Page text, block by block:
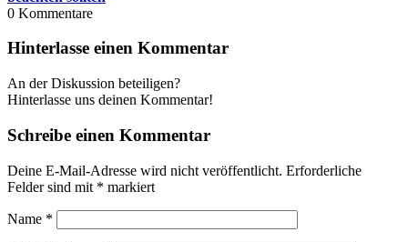
0 Kommentare
Hinterlasse einen Kommentar
An der Diskussion beteiligen?
Hinterlasse uns deinen Kommentar!
Schreibe einen Kommentar
Deine E-Mail-Adresse wird nicht veröffentlicht. Erforderliche
Felder sind mit * markiert
Name *